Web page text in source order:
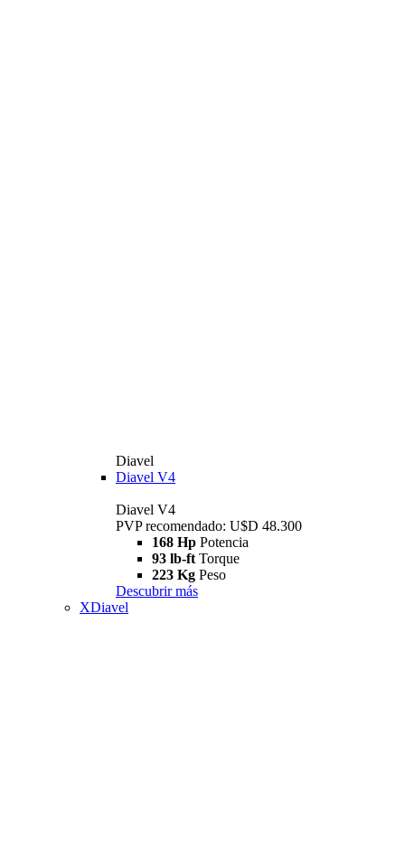
Diavel
Diavel V4
Diavel V4
PVP recomendado: U$D 48.300
168 Hp Potencia
93 lb-ft Torque
223 Kg Peso
Descubrir más
XDiavel